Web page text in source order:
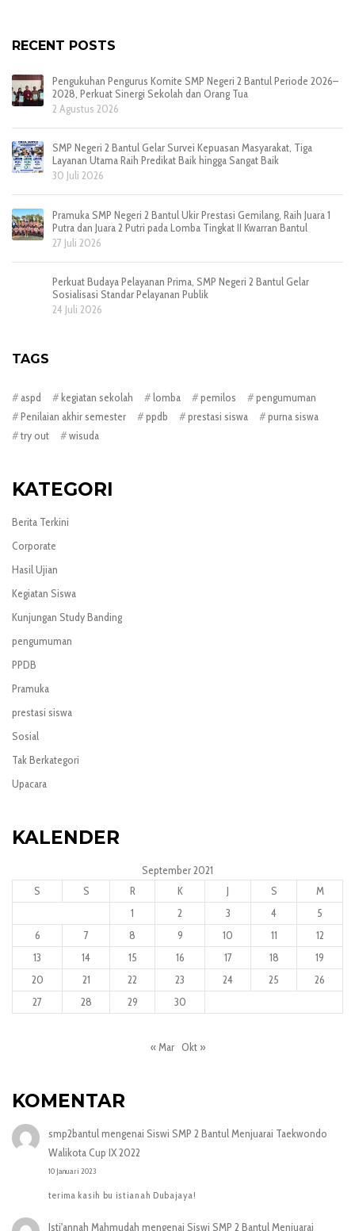
RECENT POSTS
Pengukuhan Pengurus Komite SMP Negeri 2 Bantul Periode 2026–
2028, Perkuat Sinergi Sekolah dan Orang Tua
2 Agustus 2026
SMP Negeri 2 Bantul Gelar Survei Kepuasan Masyarakat, Tiga
Layanan Utama Raih Predikat Baik hingga Sangat Baik
30 Juli 2026
Pramuka SMP Negeri 2 Bantul Ukir Prestasi Gemilang, Raih Juara 1
Putra dan Juara 2 Putri pada Lomba Tingkat II Kwarran Bantul
27 Juli 2026
Perkuat Budaya Pelayanan Prima, SMP Negeri 2 Bantul Gelar
Sosialisasi Standar Pelayanan Publik
24 Juli 2026
TAGS
aspd kegiatan sekolah lomba pemilos
pengumuman
Penilaian akhir semester
ppdb prestasi siswa
purna siswa
try out
wisuda
KATEGORI
Berita Terkini
Corporate
Hasil Ujian
Kegiatan Siswa
Kunjungan Study Banding
pengumuman
PPDB
Pramuka
prestasi siswa
Sosial
Tak Berkategori
Upacara
KALENDER
September 2021
S
S R K J S
M
1
2 3 4
5
6
7 8 9 10 11
12
13
14 15 16 17 18
19
20
21 22 23 24 25
26
27
28 29 30
« Mar Okt »
KOMENTAR
smp2bantulmengenai Siswi SMP 2 Bantul Menjuarai Taekwondo
Walikota Cup IX 2022
10 Januari 2023
terima kasih bu istianah Dubajaya!
Isti'annah Mahmudah mengenai Siswi SMP 2 Bantul Menjuarai